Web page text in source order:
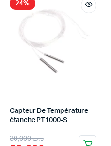
24%
Capteur De Température
étanche PT1000-S
د.ت30,000
Original
Current